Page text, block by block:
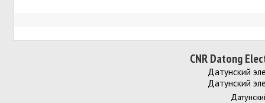
CNR Datong
Датунский
Датунский